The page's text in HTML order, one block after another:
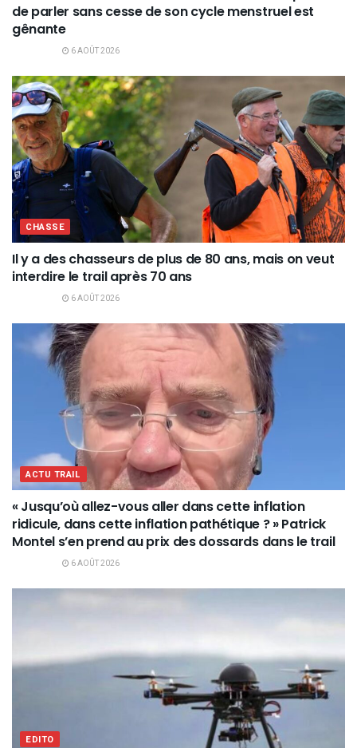
de parler sans cesse de son cycle menstruel est
gênante
6 AOÛT 2026
CHASSE
Il y a des chasseurs de plus de 80 ans, mais on veut
interdire le trail après 70 ans
6 AOÛT 2026
ACTU TRAIL
« Jusqu’où allez-vous aller dans cette inflation
ridicule, dans cette inflation pathétique ? » Patrick
Montel s’en prend au prix des dossards dans le trail
6 AOÛT 2026
EDITO